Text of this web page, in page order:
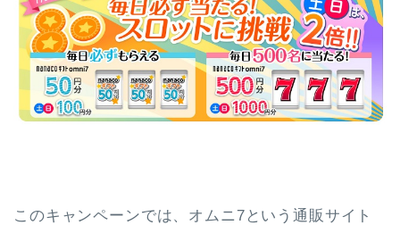
このキャンペーンでは、オムニ7という通販サイト